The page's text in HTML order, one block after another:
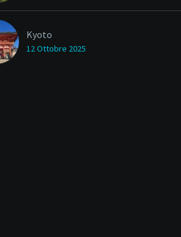
Kyoto
12 Ottobre 2025